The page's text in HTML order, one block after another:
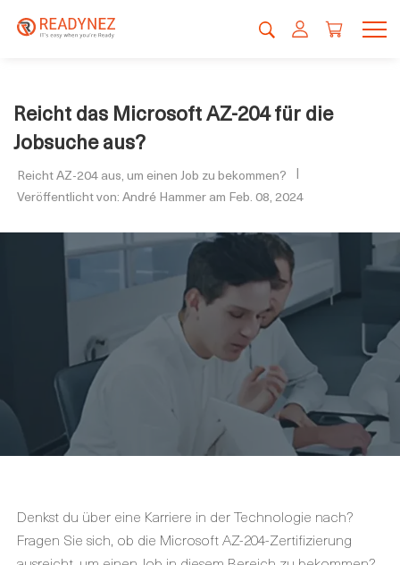
Reicht das Microsoft AZ-204 für die
Jobsuche aus?
Reicht AZ-204 aus, um einen Job zu bekommen?
Veröffentlicht von: André Hammer am Feb. 08, 2024
Denkst du über eine Karriere in der Technologie nach?
Fragen Sie sich, ob die Microsoft AZ-204-Zertifizierung